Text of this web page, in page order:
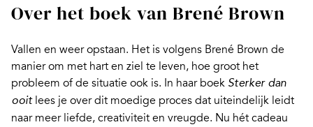
Over het boek van Brené Brown
Vallen en weer opstaan. Het is volgens Brené Brown de
manier om met hart en ziel te leven, hoe groot het
probleem of de situatie ook is. In haar boek Sterker dan
ooitlees je over dit moedige proces dat uiteindelijk leidt
naar meer liefde, creativiteit en vreugde. Nu hét cadeau